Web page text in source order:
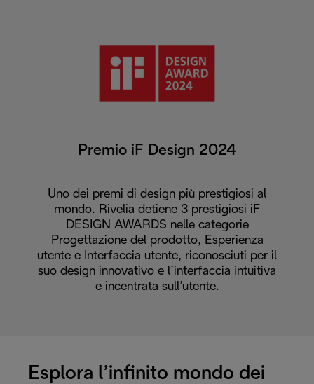
Premio iF Design 2024
Uno dei premi di design più prestigiosi al
mondo. Rivelia detiene 3 prestigiosi iF
DESIGN AWARDS nelle categorie
Progettazione del prodotto, Esperienza
utente e Interfaccia utente, riconosciuti per il
suo design innovativo e l’interfaccia intuitiva
e incentrata sull’utente.
Esplora l’infinito mondo dei